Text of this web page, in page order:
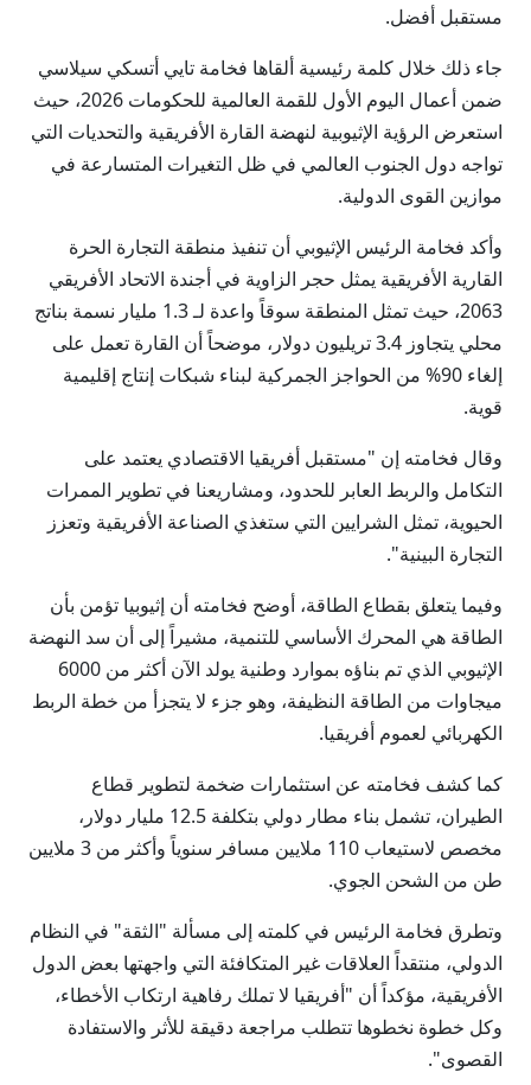
مستقبل أفضل.
جاء ذلك خلال كلمة رئيسية ألقاها فخامة تايي أتسكي سيلاسي
ضمن أعمال اليوم الأول للقمة العالمية للحكومات 2026، حيث
استعرض الرؤية الإثيوبية لنهضة القارة الأفريقية والتحديات التي
تواجه دول الجنوب العالمي في ظل التغيرات المتسارعة في
موازين القوى الدولية.
وأكد فخامة الرئيس الإثيوبي أن تنفيذ منطقة التجارة الحرة
القارية الأفريقية يمثل حجر الزاوية في أجندة الاتحاد الأفريقي
2063، حيث تمثل المنطقة سوقاً واعدة لـ 1.3 مليار نسمة بناتج
محلي يتجاوز 3.4 تريليون دولار، موضحاً أن القارة تعمل على
إلغاء 90% من الحواجز الجمركية لبناء شبكات إنتاج إقليمية
قوية.
وقال فخامته إن "مستقبل أفريقيا الاقتصادي يعتمد على
التكامل والربط العابر للحدود، ومشاريعنا في تطوير الممرات
الحيوية، تمثل الشرايين التي ستغذي الصناعة الأفريقية وتعزز
التجارة البينية".
وفيما يتعلق بقطاع الطاقة، أوضح فخامته أن إثيوبيا تؤمن بأن
الطاقة هي المحرك الأساسي للتنمية، مشيراً إلى أن سد النهضة
الإثيوبي الذي تم بناؤه بموارد وطنية يولد الآن أكثر من 6000
ميجاوات من الطاقة النظيفة، وهو جزء لا يتجزأ من خطة الربط
الكهربائي لعموم أفريقيا.
كما كشف فخامته عن استثمارات ضخمة لتطوير قطاع
الطيران، تشمل بناء مطار دولي بتكلفة 12.5 مليار دولار،
مخصص لاستيعاب 110 ملايين مسافر سنوياً وأكثر من 3 ملايين
طن من الشحن الجوي.
وتطرق فخامة الرئيس في كلمته إلى مسألة "الثقة" في النظام
الدولي، منتقداً العلاقات غير المتكافئة التي واجهتها بعض الدول
الأفريقية، مؤكداً أن "أفريقيا لا تملك رفاهية ارتكاب الأخطاء،
وكل خطوة نخطوها تتطلب مراجعة دقيقة للأثر والاستفادة
القصوى".